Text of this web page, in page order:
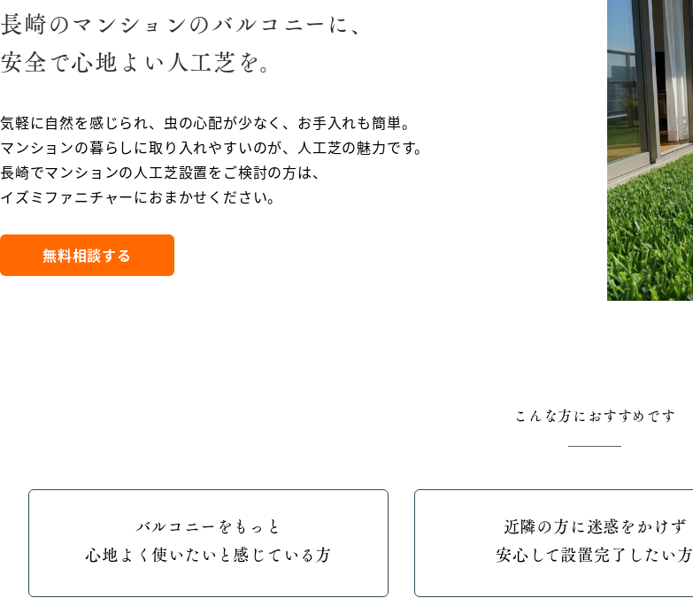
長崎のマンションのバルコニーに、
安全で心地よい人工芝を。
気軽に自然を感じられ、虫の心配が少なく、お手入れも簡単。
マンションの暮らしに取り入れやすいのが、人工芝の魅力です。
長崎でマンションの人工芝設置をご検討の方は、
イズミファニチャーにおまかせください。
無料相談する
こんな方におすすめです
バルコニーをもっと
心地よく使いたいと感じている方
近隣の方に迷惑をかけず
安心して設置完了したい方